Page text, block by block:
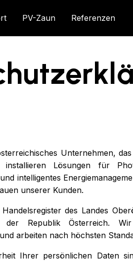
PV-Zaun Referenzen
Unternehmen,
Lösungen für
intelligentes
unserer Kunden.
des Landes
der Republik Österreich.
arbeiten nach höchsten
Ihrer persönlichen Daten